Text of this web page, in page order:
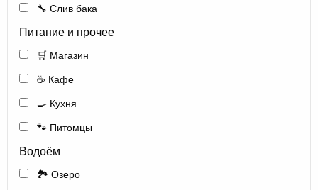
🔧 Слив бака
Питание и прочее
🛒 Магазин
☕ Кафе
🍳 Кухня
🐾 Питомцы
Водоём
🏞️ Озеро